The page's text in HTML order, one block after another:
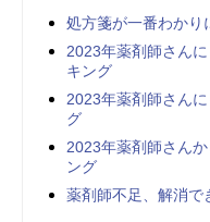
処方箋が一番わかり
2023年薬剤師さん
キング
2023年薬剤師さん
グ
2023年薬剤師さん
ング
薬剤師不足、解消で